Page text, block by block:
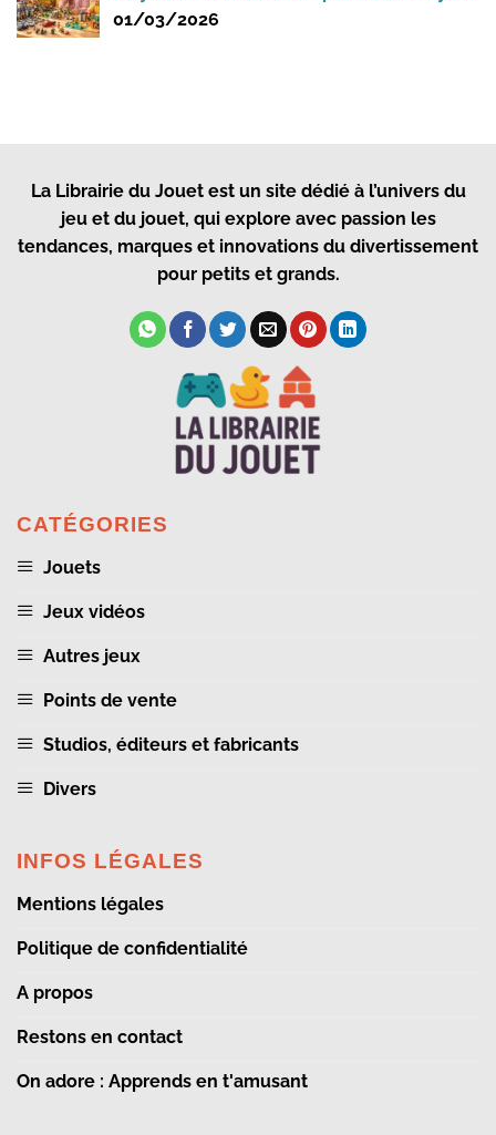
01/03/2026
La Librairie du Jouetest un site dédié à l’univers du
jeu et du jouet, qui explore avec passion les
tendances, marques et innovations du divertissement
pour petits et grands.
CATÉGORIES
Jouets
Jeux vidéos
Autres jeux
Points de vente
Studios, éditeurs et fabricants
Divers
INFOS LÉGALES
Mentions légales
Politique de confidentialité
A propos
Restons en contact
On adore : Apprends en t'amusant